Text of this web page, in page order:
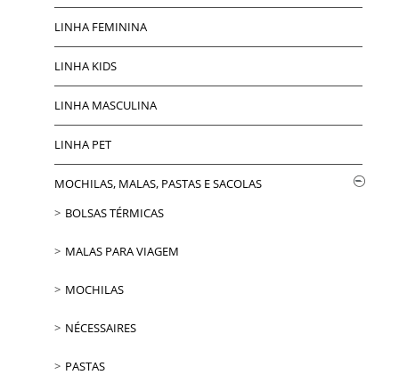
LINHA FEMININA
LINHA KIDS
LINHA MASCULINA
LINHA PET
MOCHILAS, MALAS, PASTAS E SACOLAS
BOLSAS TÉRMICAS
MALAS PARA VIAGEM
MOCHILAS
NÉCESSAIRES
PASTAS